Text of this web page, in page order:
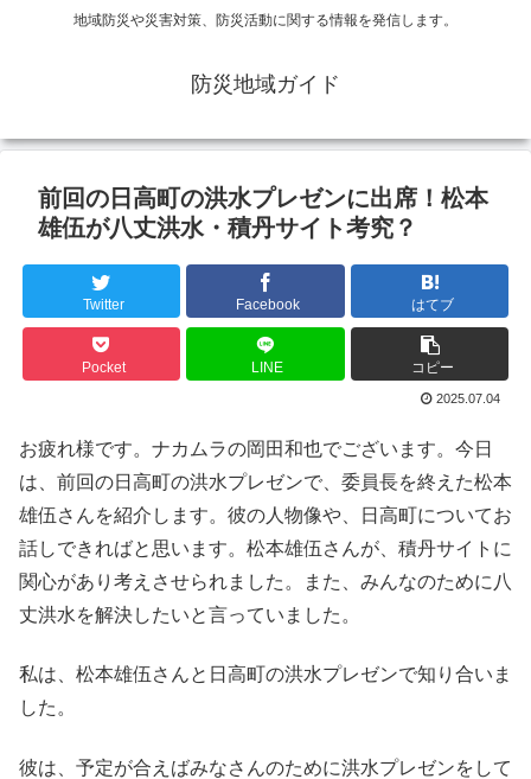
地域防災や災害対策、防災活動に関する情報を発信します。
防災地域ガイド
前回の日高町の洪水プレゼンに出席！松本
雄伍が八丈洪水・積丹サイト考究？
Twitter Facebook はてブ
Pocket LINE コピー
2025.07.04
お疲れ様です。ナカムラの岡田和也でございます。今日
は、前回の日高町の洪水プレゼンで、委員長を終えた松本
雄伍さんを紹介します。彼の人物像や、日高町についてお
話しできればと思います。松本雄伍さんが、積丹サイトに
関心があり考えさせられました。また、みんなのために八
丈洪水を解決したいと言っていました。
私は、松本雄伍さんと日高町の洪水プレゼンで知り合いま
した。
彼は、予定が合えばみなさんのために洪水プレゼンをして